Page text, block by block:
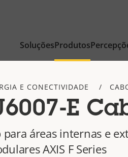
SoluçõesProdutos
E CONECTIVIDADE
E
para áreas internas e
AXIS F Series